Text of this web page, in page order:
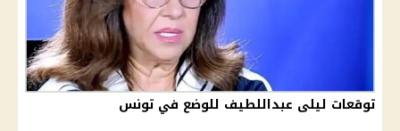
توقعات ليلى عبداللطيف للوضع في تونس